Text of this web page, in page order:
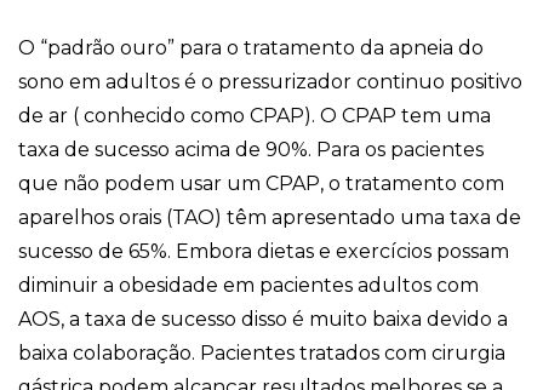
O “padrão ouro” para o tratamento da apneia do
sono em adultos é o pressurizador continuo positivo
de ar ( conhecido como CPAP). O CPAP tem uma
taxa de sucesso acima de 90%. Para os pacientes
que não podem usar um CPAP, o tratamento com
aparelhos orais (TAO) têm apresentado uma taxa de
sucesso de 65%. Embora dietas e exercícios possam
diminuir a obesidade em pacientes adultos com
AOS, a taxa de sucesso disso é muito baixa devido a
baixa colaboração. Pacientes tratados com cirurgia